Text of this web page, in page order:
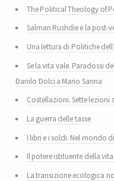
The Political Theology of
Salman Rushdie e la
Una lettura di Politiche
Se la vita vale. Paradossi
Danilo Dolci a Mario Sanna
Costellazioni. Sette lezioni
La guerra delle tasse
I libri e i soldi. Nel mondo
Il potere istituente della
La transizione ecologica